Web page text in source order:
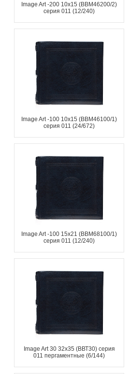
Image Art -200 10x15 (BBM46200/2)
серия 011 (12/240)
Image Art -100 10x15 (BBM46100/1)
серия 011 (24/672)
Image Art -100 15x21 (BBM68100/1)
серия 011 (12/240)
Image Art 30 32x35 (ВВТ30) серия
011 пергаментные (6/144)